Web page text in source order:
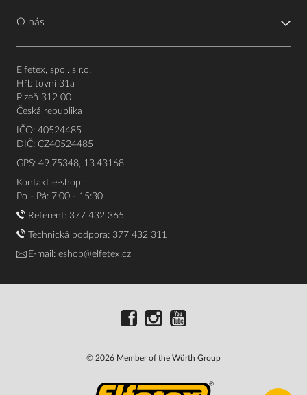
O nás
Elfetex, spol. s r.o.
Hřbitovní 31a
Plzeň 312 00
Česká republika
IČO: 40524485
DIČ: CZ40524485
GPS: 49.75348, 13.43168
Kontakt e-shop:
Po - Pá: 7:00 - 15:30
Referent: 377 432 365
Technická podpora: 377 432 311
E-mail: eshop@elfetex.cz
© 2026 Member of the Würth Group